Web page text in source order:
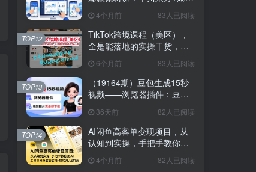
结构+逐帧分析，让电商人轻
松学会投千川
4个月前 83人已阅读
TikTok跨境课程（美区），
全是能落地的实操干货，快
6个月前 83人已阅读
TOP12
（19164期）豆包生成15秒
视频——浏览器插件：豆
+ 解锁15秒视频生成
36天前 82人已阅读
TOP13
AI闲鱼高客单变现项目，从
认知到实操，手把手教你用
松月入过1W
4个月前 82人已阅读
TOP14